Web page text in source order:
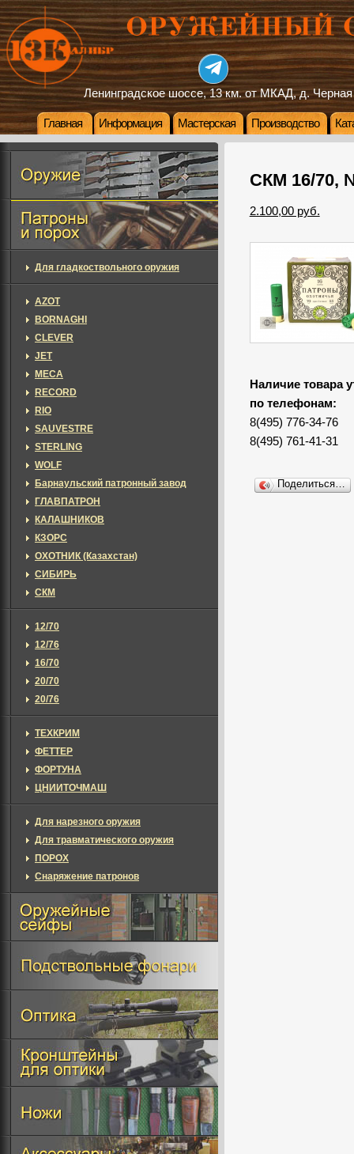
Ленинградское шоссе, 13 км. от МКАД, д. Черная
Главная Информация Мастерская Производство
СКМ 16/70,
2.100,00 руб.
Наличие товара
по телефонам:
8(495) 776-34-76
8(495) 761-41-31
Поделиться…
Для гладкоствольного оружия
AZOT
BORNAGHI
CLEVER
JET
MECA
RECORD
RIO
SAUVESTRE
STERLING
WOLF
Барнаульский патронный завод
ГЛАВПАТРОН
КАЛАШНИКОВ
КЗОРС
ОХОТНИК (Казахстан)
СИБИРЬ
СКМ
12/70
12/76
16/70
20/70
20/76
ТЕХКРИМ
ФЕТТЕР
ФОРТУНА
ЦНИИТОЧМАШ
Для нарезного оружия
Для травматического оружия
ПОРОХ
Снаряжение патронов